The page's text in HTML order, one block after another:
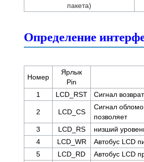
пакета)
Определение
Номер
Ярлык
Pin
1 LCD_RST Сигнал
2 LCD_CS
Сигнал
позволяет
3
LCD_RS
низший
4
LCD_WR
Автобус LCD
5
LCD_RD
Автобус LCD